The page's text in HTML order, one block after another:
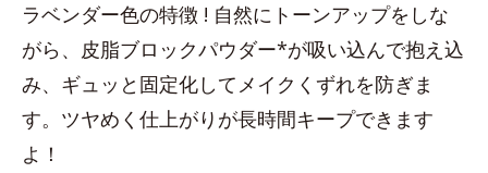
ラベンダー色の特徴 ! 自然にトーンアップをしな
がら、皮脂ブロックパウダー*が吸い込んで抱え込
み、ギュッと固定化してメイクくずれを防ぎま
す。ツヤめく仕上がりが長時間キープできます
よ！